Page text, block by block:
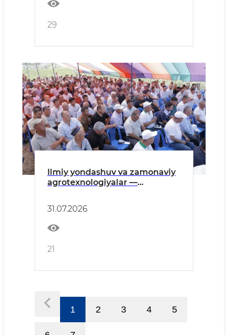
29
Ilmiy yondashuv va zamonaviy
agrotexnologiyalar —
31.07.2026
21
1 2 3 4 5